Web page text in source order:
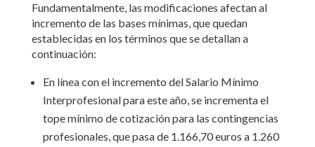
Fundamentalmente, las modificaciones afectan al
incremento de las bases mínimas, que quedan
establecidas en los términos que se detallan a
continuación:
En línea con el incremento del Salario Mínimo
Interprofesional para este año, se incrementa el
tope mínimo de cotización para las contingencias
profesionales, que pasa de 1.166,70 euros a 1.260